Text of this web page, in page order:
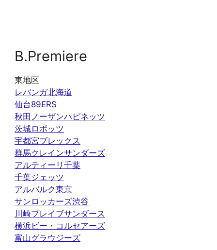
B.Premiere
東地区
レバンガ北海道
仙台89ERS
秋田ノーザンハピネッツ
茨城ロボッツ
宇都宮ブレックス
群馬クレインサンダーズ
アルティーリ千葉
千葉ジェッツ
アルバルク東京
サンロッカーズ渋谷
川崎ブレイブサンダース
横浜ビー・コルセアーズ
富山グラウジーズ